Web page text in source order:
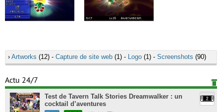
› Artworks (12) - Capture de site web (1) - Logo (1) - Screenshots (90)
Actu 24/7
Test de Tavern Talk Stories Dreamwalker : un
cocktail d’aventures